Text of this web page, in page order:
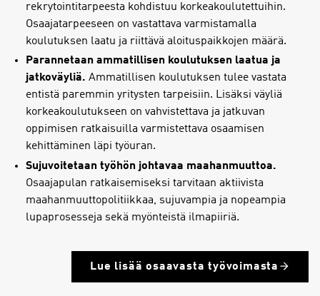
rekrytointitarpeesta kohdistuu korkeakoulutettuihin.
Osaajatarpeeseen on vastattava varmistamalla
koulutuksen laatu ja riittävä aloituspaikkojen määrä.
Parannetaan ammatillisen koulutuksen laatua ja
jatkoväyliä. Ammatillisen koulutuksen tulee vastata
entistä paremmin yritysten tarpeisiin. Lisäksi väyliä
korkeakoulutukseen on vahvistettava ja jatkuvan
oppimisen ratkaisuilla varmistettava osaamisen
kehittäminen läpi työuran.
Sujuvoitetaan työhön johtavaa maahanmuuttoa.
Osaajapulan ratkaisemiseksi tarvitaan aktiivista
maahanmuuttopolitiikkaa, sujuvampia ja nopeampia
lupaprosesseja sekä myönteistä ilmapiiriä.
Lue lisää osaavasta työvoimasta